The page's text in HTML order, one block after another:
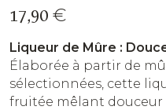
17,90 €
Liqueur de Mûre :
Élaborée à partir de
sélectionnées, cette
fruitée mêlant douceur